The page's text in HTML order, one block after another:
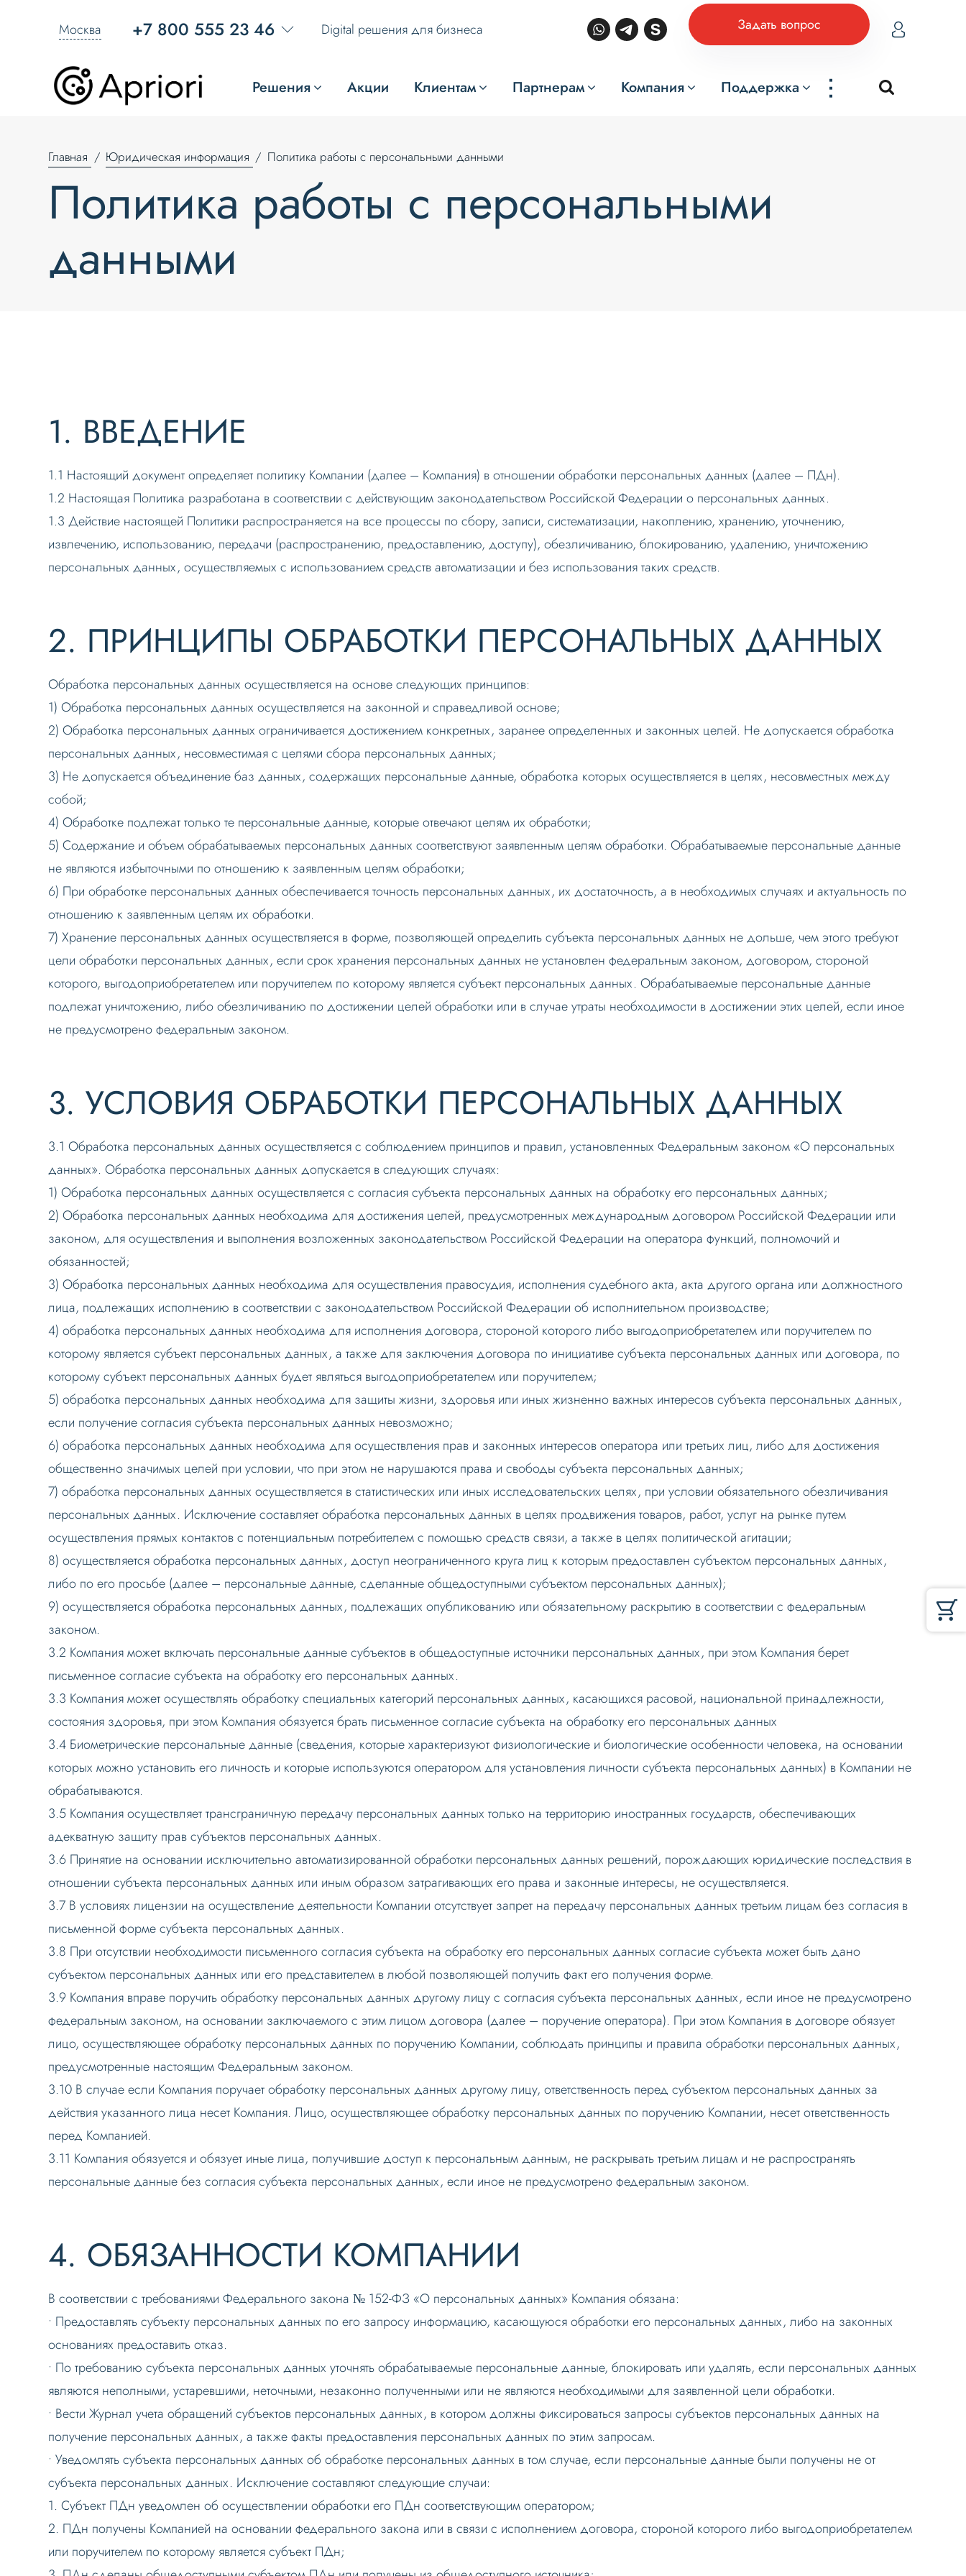
Москва +7 800 555 23 46 Digital решения для бизнеса Задать вопрос
Решения Акции Клиентам Партнерам Компания Поддержка ...
Главная Юридическая информация Политика работы с персональными данными
Политика работы с персональными
данными
1. ВВЕДЕНИЕ
1.1 Настоящий документ определяет политику Компании (далее – Компания) в отношении обработки персональных данных (далее – ПДн).
1.2 Настоящая Политика разработана в соответствии с действующим законодательством Российской Федерации о персональных данных.
1.3 Действие настоящей Политики распространяется на все процессы по сбору, записи, систематизации, накоплению, хранению, уточнению,
извлечению, использованию, передачи (распространению, предоставлению, доступу), обезличиванию, блокированию, удалению, уничтожению
персональных данных, осуществляемых с использованием средств автоматизации и без использования таких средств.
2. ПРИНЦИПЫ ОБРАБОТКИ ПЕРСОНАЛЬНЫХ ДАННЫХ
Обработка персональных данных осуществляется на основе следующих принципов:
1) Обработка персональных данных осуществляется на законной и справедливой основе;
2) Обработка персональных данных ограничивается достижением конкретных, заранее определенных и законных целей. Не допускается обработка
персональных данных, несовместимая с целями сбора персональных данных;
3) Не допускается объединение баз данных, содержащих персональные данные, обработка которых осуществляется в целях, несовместных между
собой;
4) Обработке подлежат только те персональные данные, которые отвечают целям их обработки;
5) Содержание и объем обрабатываемых персональных данных соответствуют заявленным целям обработки. Обрабатываемые персональные данные
не являются избыточными по отношению к заявленным целям обработки;
6) При обработке персональных данных обеспечивается точность персональных данных, их достаточность, а в необходимых случаях и актуальность по
отношению к заявленным целям их обработки.
7) Хранение персональных данных осуществляется в форме, позволяющей определить субъекта персональных данных не дольше, чем этого требуют
цели обработки персональных данных, если срок хранения персональных данных не установлен федеральным законом, договором, стороной
которого, выгодоприобретателем или поручителем по которому является субъект персональных данных. Обрабатываемые персональные данные
подлежат уничтожению, либо обезличиванию по достижении целей обработки или в случае утраты необходимости в достижении этих целей, если иное
не предусмотрено федеральным законом.
3. УСЛОВИЯ ОБРАБОТКИ ПЕРСОНАЛЬНЫХ ДАННЫХ
3.1 Обработка персональных данных осуществляется с соблюдением принципов и правил, установленных Федеральным законом «О персональных
данных». Обработка персональных данных допускается в следующих случаях:
1) Обработка персональных данных осуществляется с согласия субъекта персональных данных на обработку его персональных данных;
2) Обработка персональных данных необходима для достижения целей, предусмотренных международным договором Российской Федерации или
законом, для осуществления и выполнения возложенных законодательством Российской Федерации на оператора функций, полномочий и
обязанностей;
3) Обработка персональных данных необходима для осуществления правосудия, исполнения судебного акта, акта другого органа или должностного
лица, подлежащих исполнению в соответствии с законодательством Российской Федерации об исполнительном производстве;
4) обработка персональных данных необходима для исполнения договора, стороной которого либо выгодоприобретателем или поручителем по
которому является субъект персональных данных, а также для заключения договора по инициативе субъекта персональных данных или договора, по
которому субъект персональных данных будет являться выгодоприобретателем или поручителем;
5) обработка персональных данных необходима для защиты жизни, здоровья или иных жизненно важных интересов субъекта персональных данных,
если получение согласия субъекта персональных данных невозможно;
6) обработка персональных данных необходима для осуществления прав и законных интересов оператора или третьих лиц, либо для достижения
общественно значимых целей при условии, что при этом не нарушаются права и свободы субъекта персональных данных;
7) обработка персональных данных осуществляется в статистических или иных исследовательских целях, при условии обязательного обезличивания
персональных данных. Исключение составляет обработка персональных данных в целях продвижения товаров, работ, услуг на рынке путем
осуществления прямых контактов с потенциальным потребителем с помощью средств связи, а также в целях политической агитации;
8) осуществляется обработка персональных данных, доступ неограниченного круга лиц к которым предоставлен субъектом персональных данных,
либо по его просьбе (далее – персональные данные, сделанные общедоступными субъектом персональных данных);
9) осуществляется обработка персональных данных, подлежащих опубликованию или обязательному раскрытию в соответствии с федеральным
законом.
3.2 Компания может включать персональные данные субъектов в общедоступные источники персональных данных, при этом Компания берет
письменное согласие субъекта на обработку его персональных данных.
3.3 Компания может осуществлять обработку специальных категорий персональных данных, касающихся расовой, национальной принадлежности,
состояния здоровья, при этом Компания обязуется брать письменное согласие субъекта на обработку его персональных данных
3.4 Биометрические персональные данные (сведения, которые характеризуют физиологические и биологические особенности человека, на основании
которых можно установить его личность и которые используются оператором для установления личности субъекта персональных данных) в Компании не
обрабатываются.
3.5 Компания осуществляет трансграничную передачу персональных данных только на территорию иностранных государств, обеспечивающих
адекватную защиту прав субъектов персональных данных.
3.6 Принятие на основании исключительно автоматизированной обработки персональных данных решений, порождающих юридические последствия в
отношении субъекта персональных данных или иным образом затрагивающих его права и законные интересы, не осуществляется.
3.7 В условиях лицензии на осуществление деятельности Компании отсутствует запрет на передачу персональных данных третьим лицам без согласия в
письменной форме субъекта персональных данных.
3.8 При отсутствии необходимости письменного согласия субъекта на обработку его персональных данных согласие субъекта может быть дано
субъектом персональных данных или его представителем в любой позволяющей получить факт его получения форме.
3.9 Компания вправе поручить обработку персональных данных другому лицу с согласия субъекта персональных данных, если иное не предусмотрено
федеральным законом, на основании заключаемого с этим лицом договора (далее – поручение оператора). При этом Компания в договоре обязует
лицо, осуществляющее обработку персональных данных по поручению Компании, соблюдать принципы и правила обработки персональных данных,
предусмотренные настоящим Федеральным законом.
3.10 В случае если Компания поручает обработку персональных данных другому лицу, ответственность перед субъектом персональных данных за
действия указанного лица несет Компания. Лицо, осуществляющее обработку персональных данных по поручению Компании, несет ответственность
перед Компанией.
3.11 Компания обязуется и обязует иные лица, получившие доступ к персональным данным, не раскрывать третьим лицам и не распространять
персональные данные без согласия субъекта персональных данных, если иное не предусмотрено федеральным законом.
4. ОБЯЗАННОСТИ КОМПАНИИ
В соответствии с требованиями Федерального закона № 152-ФЗ «О персональных данных» Компания обязана:
• Предоставлять субъекту персональных данных по его запросу информацию, касающуюся обработки его персональных данных, либо на законных
основаниях предоставить отказ.
• По требованию субъекта персональных данных уточнять обрабатываемые персональные данные, блокировать или удалять, если персональных данных
являются неполными, устаревшими, неточными, незаконно полученными или не являются необходимыми для заявленной цели обработки.
• Вести Журнал учета обращений субъектов персональных данных, в котором должны фиксироваться запросы субъектов персональных данных на
получение персональных данных, а также факты предоставления персональных данных по этим запросам.
• Уведомлять субъекта персональных данных об обработке персональных данных в том случае, если персональные данные были получены не от
субъекта персональных данных. Исключение составляют следующие случаи:
1. Субъект ПДн уведомлен об осуществлении обработки его ПДн соответствующим оператором;
2. ПДн получены Компанией на основании федерального закона или в связи с исполнением договора, стороной которого либо выгодоприобретателем
или поручителем по которому является субъект ПДн;